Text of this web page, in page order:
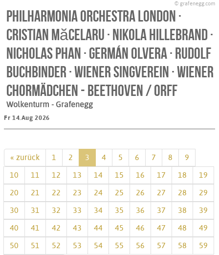
© grafenegg.com
Philharmonia Orchestra London ·
Cristian Măcelaru · Nikola Hillebrand ·
Nicholas Phan · Germán Olvera · Rudolf
Buchbinder · Wiener Singverein · Wiener
Chormädchen - BEETHOVEN / ORFF
Wolkenturm - Grafenegg
Fr 14.Aug 2026
« zurück 1 2 3 4 5 6 7 8
9
10
11 12 13 14 15 16 17 18
19
20
21 22 23 24 25 26 27 28
29
30
31 32 33 34 35 36 37 38
39
40
41 42 43 44 45 46 47 48
49
50
51 52 53 54 55 56 57 58
59